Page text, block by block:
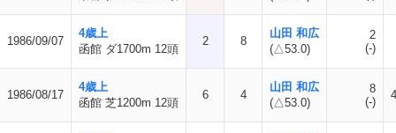
1986/09/07
4歳上
函館 ダ1700m 12頭
2 8
山田 和広
(△53.0)
2
(-)
1986/08/17
4歳上
函館 芝1200m 12頭
6 4
山田 和広
(△53.0)
8
(-)